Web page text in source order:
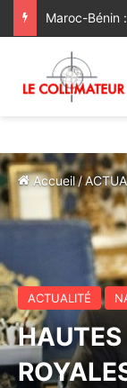
Accueil/
ACTUALITÉ